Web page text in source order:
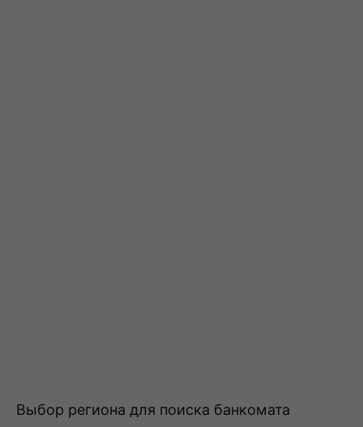
Выбор региона для поиска банкомата